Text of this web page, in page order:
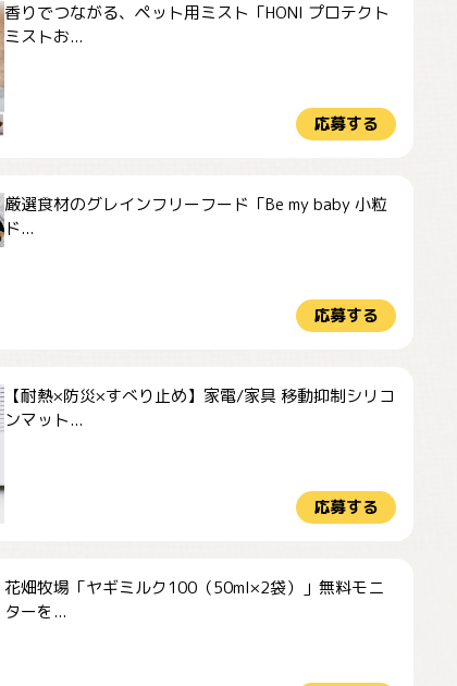
香りでつながる、ペット用ミスト「HONI プロテクト
ミストお...
応募する
厳選食材のグレインフリーフード「Be my baby 小粒
ド...
応募する
【耐熱×防災×すべり止め】家電/家具 移動抑制シリコ
ンマット...
応募する
花畑牧場「ヤギミルク100（50ml×2袋）」無料モニ
ターを...